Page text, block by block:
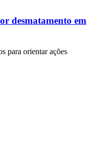
desmatamento em
para orientar ações